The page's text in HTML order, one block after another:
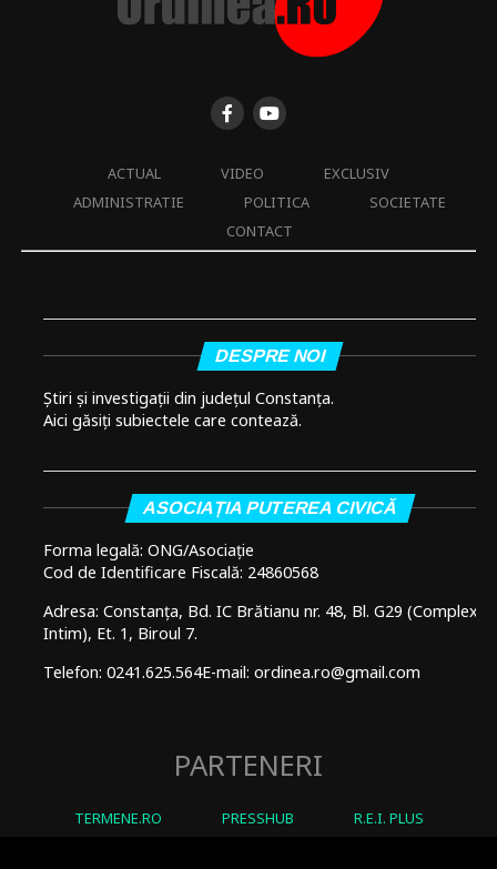
ACTUAL VIDEO
EXCLUSIV
ADMINISTRATIE
POLITICA
SOCIETATE
CONTACT
DESPRE NOI
Știri și investigații din județul Constanța.
Aici găsiți subiectele care contează.
ASOCIAȚIA PUTEREA CIVICĂ
Forma legală: ONG/Asociație
Cod de Identificare Fiscală: 24860568
Adresa: Constanța, Bd. IC Brătianu nr. 48, Bl. G29 (Complex
Intim), Et. 1, Biroul 7.
Telefon: 0241.625.564E-mail: ordinea.ro@gmail.com
PARTENERI
TERMENE.RO PRESSHUB R.E.I. PLUS